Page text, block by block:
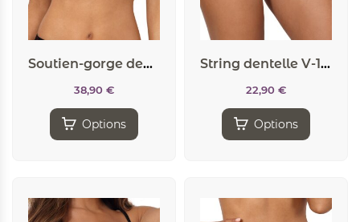
Soutien-gorge dentelle V-10021 – Axami
38,90 €
Options
String dentelle V-10038 – Axami
22,90 €
Options